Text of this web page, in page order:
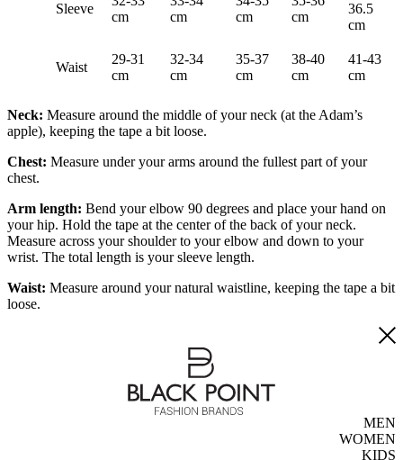
Sleeve
cm
cm
cm
cm
36.5
cm
Waist
29-31
cm
32-34
cm
35-37
cm
38-40
cm
41-43
cm
Neck: Measure around the middle of your neck (at the Adam’s
apple), keeping the tape a bit loose.
Chest: Measure under your arms around the fullest part of your
chest.
Arm length: Bend your elbow 90 degrees and place your hand on
your hip. Hold the tape at the center of the back of your neck.
Measure across your shoulder to your elbow and down to your
wrist. The total length is your sleeve length.
Waist: Measure around your natural waistline, keeping the tape a bit
loose.
MEN
WOMEN
KIDS